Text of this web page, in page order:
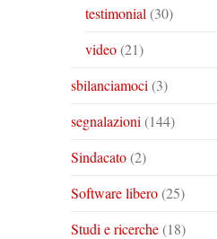
testimonial (30)
video(21)
sbilanciamoci (3)
segnalazioni (144)
Sindacato(2)
Software libero(25)
Studi e ricerche(18)